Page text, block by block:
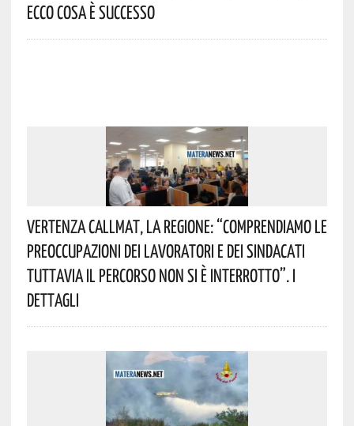
Ecco Cosa È Successo
Vertenza CallMat, La Regione: “comprendiamo Le
Preoccupazioni Dei Lavoratori E Dei Sindacati
Tuttavia Il Percorso Non Si È Interrotto”. I
Dettagli